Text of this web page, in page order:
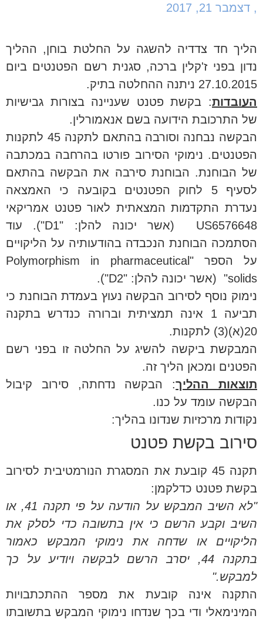
, דצמבר 21, 2017
הליך חד צדדיה להשגה על החלטת בוחן, ההליך
נדון בפני ז'קלין ברכה, סגנית רשם הפטנטים ביום
27.10.2015 ניתנה ההחלטה בתיק.
העובדות: בקשת פטנט שעניינה בצורות גבישיות
של התרכובת הידועה בשם אנאמורלין.
הבקשה נבחנה וסורבה בהתאם לתקנה 45 לתקנות
הפטנטים. נימוקי הסירוב פורטו בהרחבה במכתבה
של הבוחנת. הבוחנת סירבה את הבקשה בהתאם
לסעיף 5 לחוק הפטנטים בקובעה כי האמצאה
נעדרת התקדמות המצאתית לאור פטנט אמריקאי
US6576648 (אשר יכונה להלן: "D1"). עוד
הסתמכה הבוחנת הנכבדה בהודעותיה על הליקויים
על הספר "Polymorphism in pharmaceutical
solids" (אשר יכונה להלן: "D2").
נימוק נוסף לסירוב הבקשה נעוץ בעמדת הבוחנת כי
תביעה 1 אינה תמציתית וברורה כנדרש בתקנה
20(א)(3) לתקנות.
המבקשת ביקשה להשיג על החלטה זו בפני רשם
הפטנים ומכאן הליך זה.
תוצאות ההליך: הבקשה נדחתה, סירוב קיבול
הבקשה עומד על כנו.
נקודות מרכזיות שנדונו בהליך:
סירוב בקשת פטנט
תקנה 45 קובעת את המסגרת הנורמטיבית לסירוב
בקשת פטנט כדלקמן:
"לא השיב המבקש על הודעה על פי תקנה 41, או
השיב וקבע הרשם כי אין בתשובה כדי לסלק את
הליקויים או שדחה את נימוקי המבקש כאמור
בתקנה 44, יסרב הרשם לבקשה ויודיע על כך
למבקש."
התקנה אינה קובעת את מספר ההתכתבויות
המינימאלי ודי בכך שנדחו נימוקי המבקש בתשובתו